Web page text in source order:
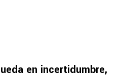
en incertidumbre,